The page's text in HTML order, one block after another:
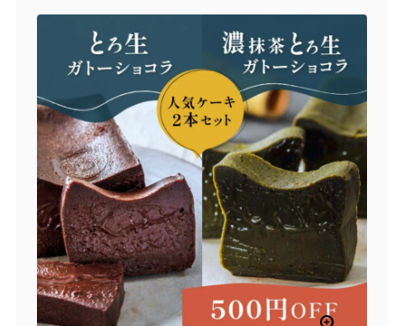
商品一覧
とろ生ガトーショコラ
とろ生 まとめ買いお得
セット
お中元
紅茶toroaTea
とろ生チーズケーキ
濃抹茶とろ生ガトーシ
ョコラ
とろ生シュー
クッキー缶